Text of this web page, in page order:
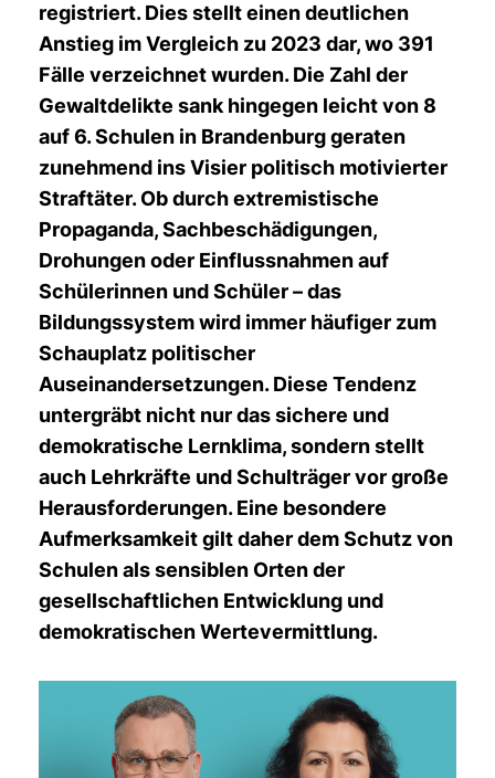
registriert. Dies stellt einen deutlichen
Anstieg im Vergleich zu 2023 dar, wo 391
Fälle verzeichnet wurden. Die Zahl der
Gewaltdelikte sank hingegen leicht von 8
auf 6. Schulen in Brandenburg geraten
zunehmend ins Visier politisch motivierter
Straftäter. Ob durch extremistische
Propaganda, Sachbeschädigungen,
Drohungen oder Einflussnahmen auf
Schülerinnen und Schüler – das
Bildungssystem wird immer häufiger zum
Schauplatz politischer
Auseinandersetzungen. Diese Tendenz
untergräbt nicht nur das sichere und
demokratische Lernklima, sondern stellt
auch Lehrkräfte und Schulträger vor große
Herausforderungen. Eine besondere
Aufmerksamkeit gilt daher dem Schutz von
Schulen als sensiblen Orten der
gesellschaftlichen Entwicklung und
demokratischen Wertevermittlung.